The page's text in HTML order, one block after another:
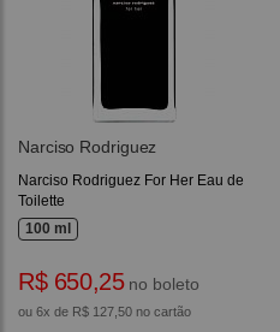
Narciso Rodriguez
Narciso Rodriguez For Her Eau de
Toilette
100 ml
R$ 650,25no boleto
ou 6x de R$ 127,50 no cartão